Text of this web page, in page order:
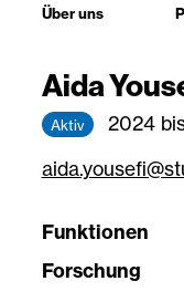
Über uns
Aida
Aktiv
2024
Funktionen
Forschung